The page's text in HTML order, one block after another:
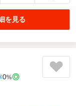
を見る
0%